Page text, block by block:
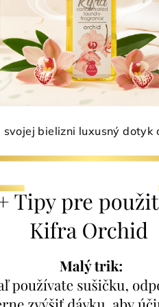
bielizni luxusný